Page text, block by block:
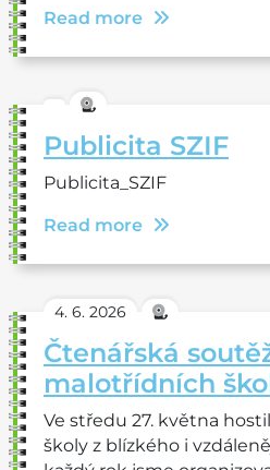
Read more
Publicita SZIF
Publicita_SZIF
Read more
4. 6. 2026
Čtenářská
malotřídních
Ve středu 27. května
školy z blízkého i